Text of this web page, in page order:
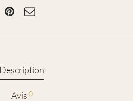
Description
Avis 0